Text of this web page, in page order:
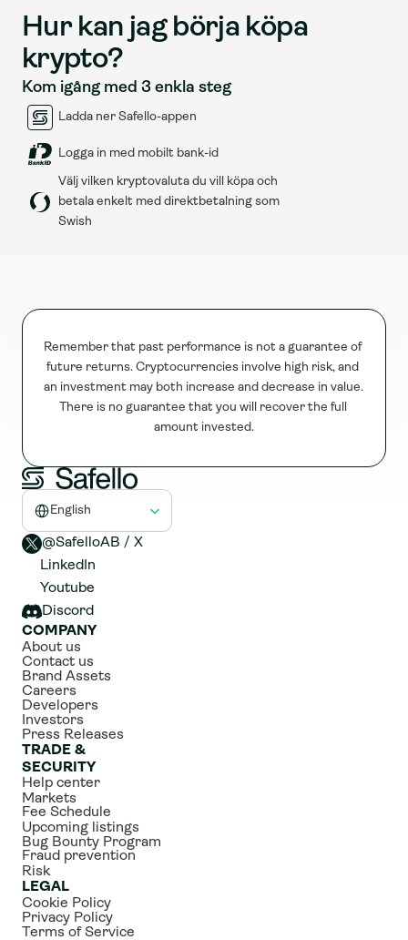
Hur kan jag börja köpa
krypto?
Kom igång med 3 enkla steg
Ladda ner Safello-appen
Logga in med mobilt bank-id
Välj vilken kryptovaluta du vill köpa och
betala enkelt med direktbetalning som
Swish
Remember that past performance is not a guarantee of
future returns. Cryptocurrencies involve high risk, and
an investment may both increase and decrease in value.
There is no guarantee that you will recover the full
amount invested.
Select Language
English
@SafelloAB / X
LinkedIn
Youtube
Discord
COMPANY
About us
Contact us
Brand Assets
Careers
Developers
Investors
Press Releases
TRADE &
SECURITY
Help center
Markets
Fee Schedule
Upcoming listings
Bug Bounty Program
Fraud prevention
Risk
LEGAL
Cookie Policy
Privacy Policy
Terms of Service